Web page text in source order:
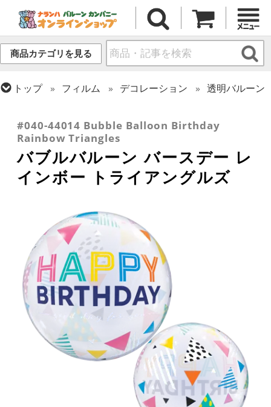
商品カテゴリを見る
トップ フィルム デコレーション
透明バルーン
#040-44014 Bubble Balloon Birthday
Rainbow Triangles
バブルバルーン バースデー レ
インボー トライアングルズ